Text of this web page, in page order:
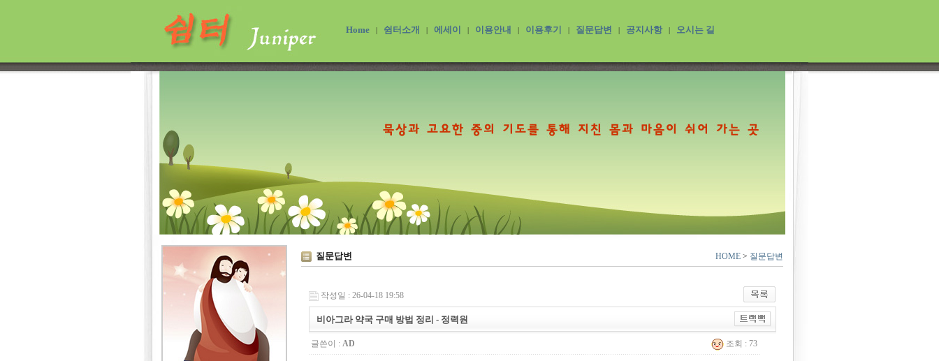
Home 쉼터소개 에세이 이용안내 이용후기 질문답변 공지사항 오시는 길
질문답변 HOME > 질문답변
작성일 : 26-04-18 19:58
비아그라 약국 구매 방법 정리 - 정력원
글쓴이 : AD 조회 : 73